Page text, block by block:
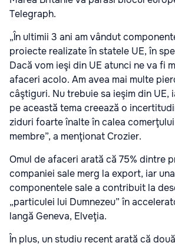
Telegraph.
„În ultimii 3 ani am vândut
proiecte realizate în statele UE, în
Dacă vom ieşi din UE atunci ne va fi
afaceri acolo. Am avea mai multe
câştiguri. Nu trebuie sa ieşim din UE,
pe această tema creează o
ziduri foarte înalte în calea
membre”, a menţionat Crozier.
Omul de afaceri arată că 75% dintre
companiei sale merg la export, iar
componentele sale a contribuit la
„particulei lui Dumnezeu” în
langă Geneva, Elveţia.
În plus, un studiu recent arată că